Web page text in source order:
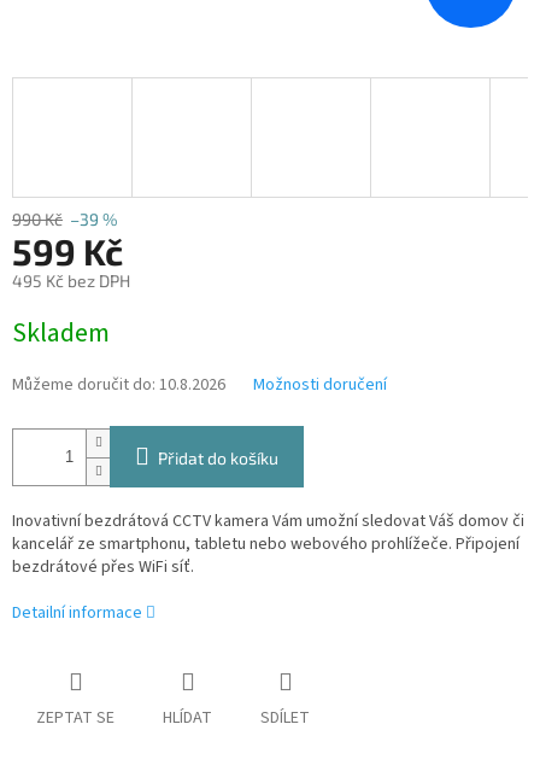
990 Kč –39 %
599 Kč
495 Kč bez DPH
cena:
Skladem
Můžeme doručit do: 10.8.2026 Možnosti doručení
Přidat do košíku
Inovativní bezdrátová CCTV kamera Vám umožní sledovat Váš domov či
kancelář ze smartphonu, tabletu nebo webového prohlížeče. Připojení
bezdrátové přes WiFi síť.
Detailní informace
ZEPTAT SE HLÍDAT SDÍLET